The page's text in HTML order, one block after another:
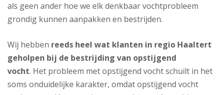
als geen ander hoe we elk denkbaar vochtprobleem
grondig kunnen aanpakken en bestrijden.
Wij hebben reeds heel wat klanten in regio Haaltert
geholpen bij de bestrijding van opstijgend
vocht. Het probleem met opstijgend vocht schuilt in het
soms onduidelijke karakter, omdat opstijgend vocht